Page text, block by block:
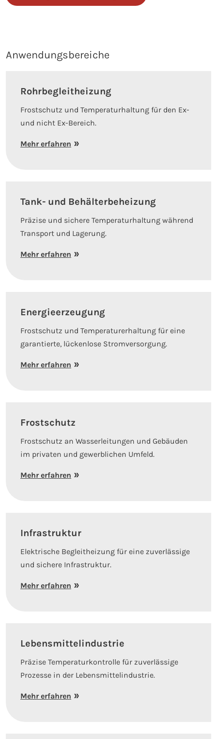
Anwendungsbereiche
Rohrbegleitheizung
Frostschutz und Temperaturhaltung für den Ex-
und nicht Ex-Bereich.
Mehr erfahren
Tank- und Behälterbeheizung
Präzise und sichere Temperaturhaltung während
Transport und Lagerung.
Mehr erfahren
Energieerzeugung
Frostschutz und Temperaturerhaltung für eine
garantierte, lückenlose Stromversorgung.
Mehr erfahren
Frostschutz
Frostschutz an Wasserleitungen und Gebäuden
im privaten und gewerblichen Umfeld.
Mehr erfahren
Infrastruktur
Elektrische Begleitheizung für eine zuverlässige
und sichere Infrastruktur.
Mehr erfahren
Lebensmittelindustrie
Präzise Temperaturkontrolle für zuverlässige
Prozesse in der Lebensmittelindustrie.
Mehr erfahren